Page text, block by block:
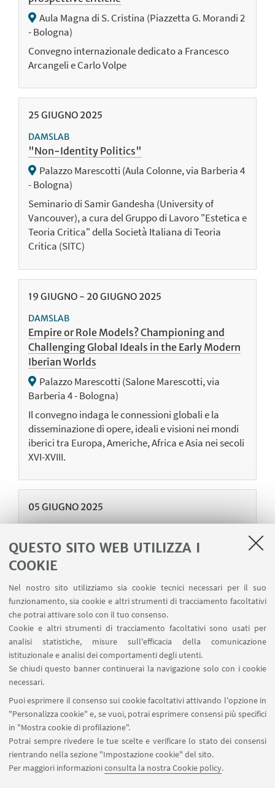
QUESTO SITO WEB UTILIZZA I
COOKIE
Nel nostro sito utilizziamo sia cookie tecnici necessari per il suo
funzionamento, sia cookie e altri strumenti di tracciamento facoltativi
che potrai attivare solo con il tuo consenso.
Cookie e altri strumenti di tracciamento facoltativi sono usati per
analisi statistiche, misure sull'efficacia della comunicazione
istituzionale e analisi dei comportamenti degli utenti.
Se chiudi questo banner continuerai la navigazione solo con i cookie
necessari.
Puoi esprimere il consenso sui cookie facoltativi attivando l'opzione in
"Personalizza cookie" e, se vuoi, potrai esprimere consensi più specifici
in "Mostra cookie di profilazione".
Potrai sempre rivedere le tue scelte e verificare lo stato dei consensi
rientrando nella sezione "Impostazione cookie" del sito.
Per maggiori informazioniconsulta la nostra Cookie policy.
Aula Magna di S. Cristina (Piazzetta G. Morandi 2
- Bologna)
Convegno internazionale dedicato a Francesco
Arcangeli e Carlo Volpe
25 GIUGNO 2025
DAMSLAB
"Non-Identity Politics"
Palazzo Marescotti (Aula Colonne, via Barberia 4
- Bologna)
Seminario di Samir Gandesha (University of
Vancouver), a cura del Gruppo di Lavoro "Estetica e
Teoria Critica" della Società Italiana di Teoria
Critica (SITC)
19 GIUGNO - 20GIUGNO 2025
DAMSLAB
Empire or Role Models? Championing and
Challenging Global Ideals in the Early Modern
Iberian Worlds
Palazzo Marescotti (Salone Marescotti, via
Barberia 4 - Bologna)
Il convegno indaga le connessioni globali e la
disseminazione di opere, ideali e visioni nei mondi
iberici tra Europa, Americhe, Africa e Asia nei secoli
XVI-XVIII.
05 GIUGNO 2025
"How Media Ownership Matters"
Palazzo Marescotti (Aula Secci, via Barberia 4 -
Presentazione del libro di Rodney Benson (New
York University)
«
Precedenti
12
elementi Successivi
12
elementi
»
7 8 9 ... 40